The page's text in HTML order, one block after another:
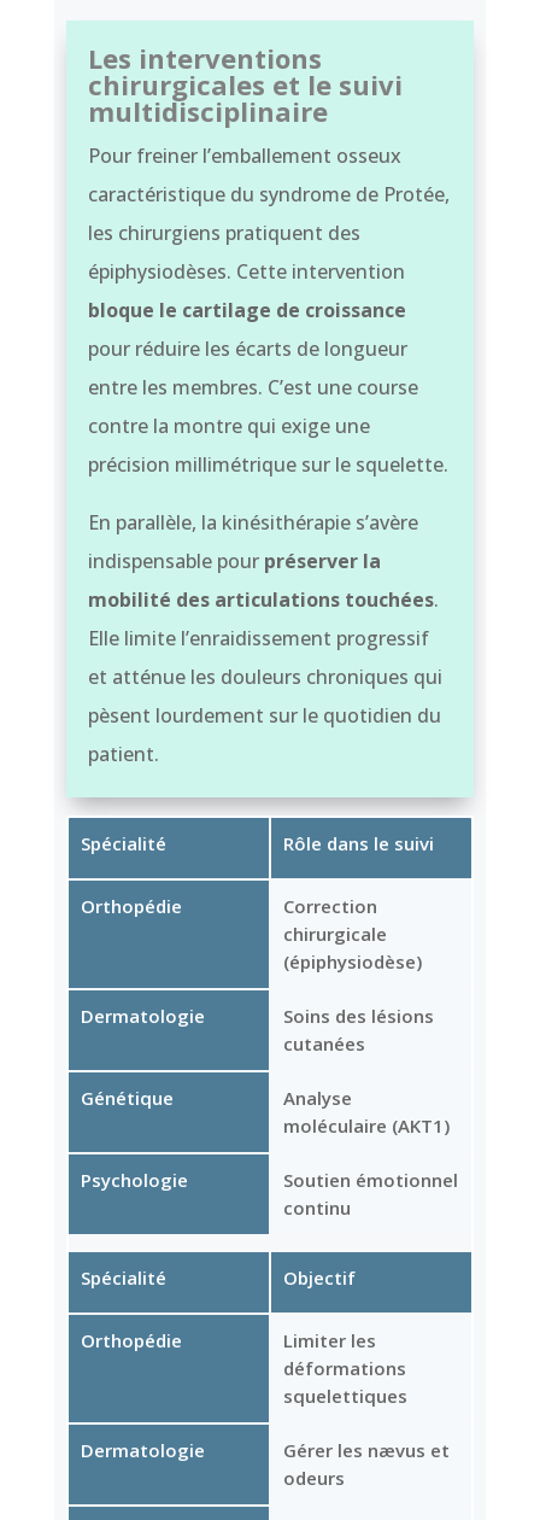
Les interventions
chirurgicales et le suivi
multidisciplinaire
Pour freiner l’emballement osseux
caractéristique du syndrome de Protée,
les chirurgiens pratiquent des
épiphysiodèses. Cette intervention
bloque le cartilage de croissance
pour réduire les écarts de longueur
entre les membres. C’est une course
contre la montre qui exige une
précision millimétrique sur le squelette.
En parallèle, la kinésithérapie s’avère
indispensable pour préserver la
mobilité des articulations touchées.
Elle limite l’enraidissement progressif
et atténue les douleurs chroniques qui
pèsent lourdement sur le quotidien du
patient.
Spécialité
Orthopédie
Dermatologie
Génétique
Psychologie
Rôle dans le suivi
Correction
chirurgicale
(épiphysiodèse)
Soins des lésions
cutanées
Analyse
moléculaire (AKT1)
Soutien émotionnel
continu
Spécialité
Orthopédie
Dermatologie
Objectif
Limiter les
déformations
squelettiques
Gérer les nævus et
odeurs